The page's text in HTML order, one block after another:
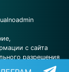
с сайта
разрешения